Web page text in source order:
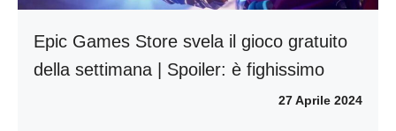
Epic Games Store svela il gioco gratuito
della settimana | Spoiler: è fighissimo
27 Aprile 2024